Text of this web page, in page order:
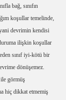
bağ, sınıfın
koşullar temelinde,
devrimin kendisi
ilişkin koşullar
sınıf iyi-kötü bir
dönüşemez.
ile görmüş
hiç dikkat etmemiş